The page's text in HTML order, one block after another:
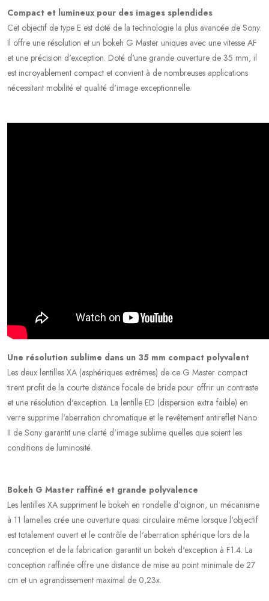
Compact et lumineux pour des images splendides
Cet objectif de type E est doté de la technologie la plus avancée de Sony.
Il offre une résolution et un bokeh G Master uniques avec une vitesse AF
et une précision d'exception. Doté d'une grande ouverture de 35 mm, il
est incroyablement compact et convient à de nombreuses applications
nécessitant mobilité et qualité d'image exceptionnelle.
Une résolution sublime dans un 35 mm compact polyvalent
Les deux lentilles XA (asphériques extrêmes) de ce G Master compact
tirent profit de la courte distance focale de bride pour offrir un contraste
et une résolution d'exception. La lentille ED (dispersion extra faible) en
verre supprime l'aberration chromatique et le revêtement antireflet Nano
II de Sony garantit une clarté d'image sublime quelles que soient les
conditions de luminosité.
Bokeh G Master raffiné et grande polyvalence
Les lentilles XA suppriment le bokeh en rondelle d'oignon, un mécanisme
à 11 lamelles crée une ouverture quasi circulaire même lorsque l'objectif
est totalement ouvert et le contrôle de l'aberration sphérique lors de la
conception et de la fabrication garantit un bokeh d'exception à F1.4. La
conception raffinée offre une distance de mise au point minimale de 27
cm et un agrandissement maximal de 0,23x.